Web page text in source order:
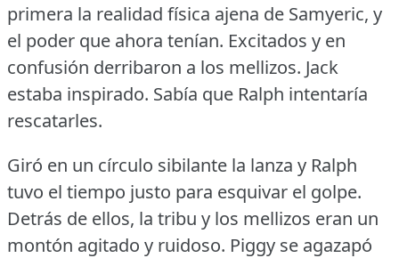
primera la realidad física ajena de Samyeric, y
el poder que ahora tenían. Excitados y en
confusión derribaron a los mellizos. Jack
estaba inspirado. Sabía que Ralph intentaría
rescatarles.
Giró en un círculo sibilante la lanza y Ralph
tuvo el tiempo justo para esquivar el golpe.
Detrás de ellos, la tribu y los mellizos eran un
montón agitado y ruidoso. Piggy se agazapó